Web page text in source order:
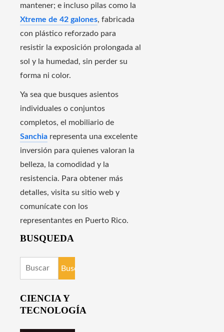
mantener; e incluso pilas como la
Xtreme de 42 galones, fabricada
con plástico reforzado para
resistir la exposición prolongada al
sol y la humedad, sin perder su
forma ni color.
Ya sea que busques asientos
individuales o conjuntos
completos, el mobiliario de
Sanchia representa una excelente
inversión para quienes valoran la
belleza, la comodidad y la
resistencia. Para obtener más
detalles, visita su sitio web y
comunícate con los
representantes en Puerto Rico.
BUSQUEDA
Buscar:
CIENCIA Y
TECNOLOGÍA